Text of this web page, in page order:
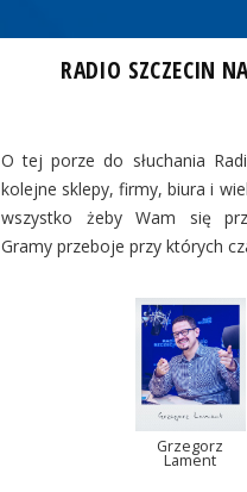
RADIO SZCZECIN
O tej porze do słuchania
kolejne sklepy, firmy, biura i
wszystko żeby Wam się
Gramy przeboje przy których
Grzegorz
Lament